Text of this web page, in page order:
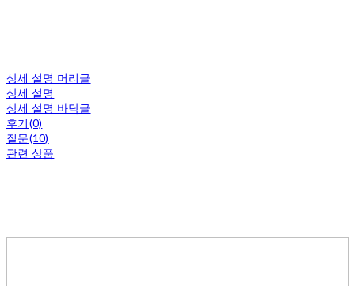
상세 설명 머리글
상세 설명
상세 설명 바닥글
후기(0)
질문(10)
관련 상품